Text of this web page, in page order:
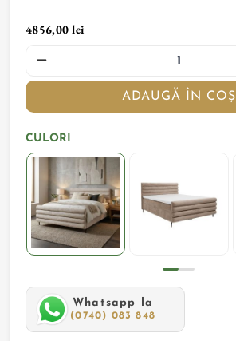
4856,00 lei
ADAUGĂ ÎN COȘ
CULORI
Whatsapp la
(0740) 083 848